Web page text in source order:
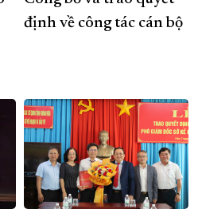
định về công tác cán bộ